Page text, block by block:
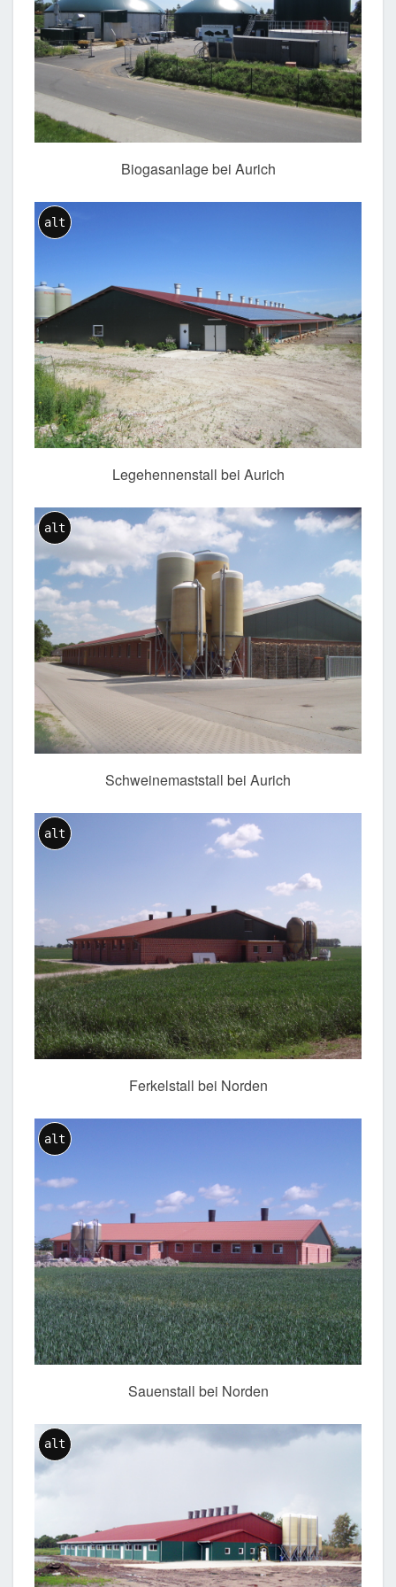
Biogasanlage bei Aurich
alt
Legehennenstall bei Aurich
alt
Schweinemaststall bei Aurich
alt
Ferkelstall bei Norden
alt
Sauenstall bei Norden
alt